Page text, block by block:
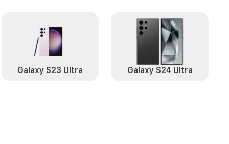
Samsung Заказать
Заказать
Заказать
Galaxy S23 Ultra Galaxy S24 Ultra